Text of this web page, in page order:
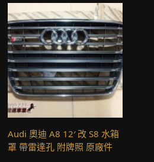
Audi 奧迪 A8 12′ 改 S8 水箱
罩 帶雷達孔 附牌照 原廠件